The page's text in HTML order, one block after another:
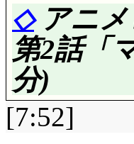
◇アニメ
第2話「
分)
[7:52]